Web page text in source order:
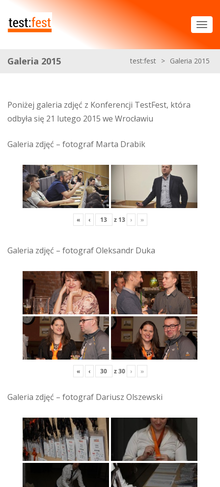
Galeria 2015 test:fest > Galeria 2015
Poniżej galeria zdjęć z Konferencji TestFest, która
odbyła się 21 lutego 2015 we Wrocławiu
Galeria zdjęć – fotograf Marta Drabik
« ‹ z 13 › »
Galeria zdjęć – fotograf Oleksandr Duka
« ‹ z30 › »
Galeria zdjęć – fotograf Dariusz Olszewski